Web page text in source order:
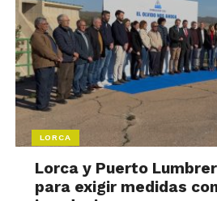
LORCA
Lorca y Puerto
para exigir medidas